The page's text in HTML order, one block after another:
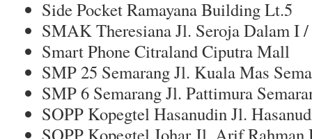
Side Pocket Ramayana Building Lt.5
SMAK Theresiana Jl. Seroja Dalam I
Smart Phone Citraland Ciputra Mall
SMP 25 Semarang Jl. Kuala Mas
SMP 6 Semarang Jl. Pattimura
SOPP Kopegtel Hasanudin Jl.